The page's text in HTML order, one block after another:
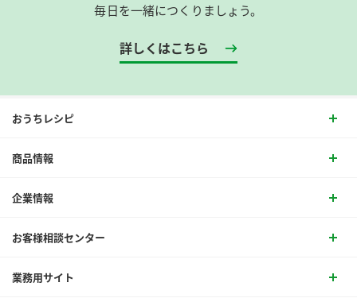
毎日を一緒につくりましょう。
詳しくはこちら
おうちレシピ
商品情報
企業情報
お客様相談センター
業務用サイト